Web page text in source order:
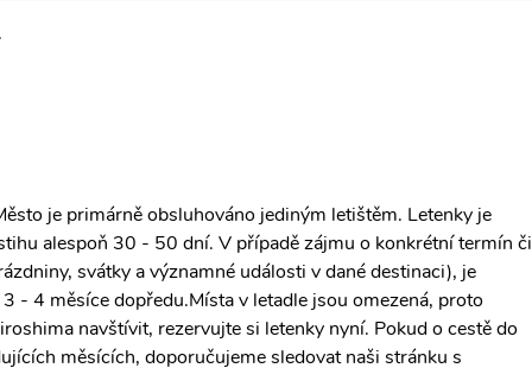
je primárně obsluhováno jediným letištěm. Letenky je
alespoň 30 - 50 dní. V případě zájmu o konkrétní termín či
svátky a významné události v dané destinaci), je
- 4 měsíce dopředu.Místa v letadle jsou omezená, proto
navštívit, rezervujte si letenky nyní. Pokud o cestě do
měsících, doporučujeme sledovat naši stránku s